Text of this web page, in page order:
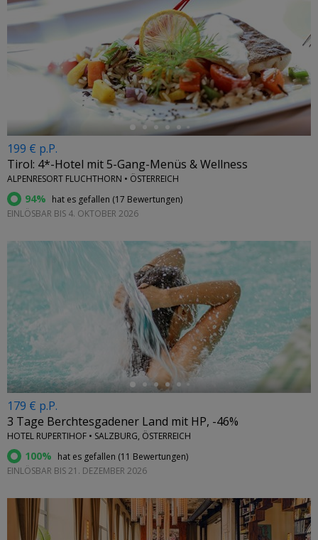
199 € p.P.
Tirol: 4*-Hotel mit 5-Gang-Menüs & Wellness
ALPENRESORT FLUCHTHORN • ÖSTERREICH
94% hat es gefallen (17 Bewertungen)
EINLÖSBAR BIS 4. OKTOBER 2026
179 € p.P.
3 Tage Berchtesgadener Land mit HP, -46%
HOTEL RUPERTIHOF • SALZBURG, ÖSTERREICH
100% hat es gefallen (11 Bewertungen)
EINLÖSBAR BIS 21. DEZEMBER 2026